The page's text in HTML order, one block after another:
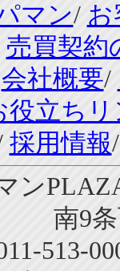
マン/ お
売買契約
会社概要/
役立ち
採用情報
ン
南9
513-